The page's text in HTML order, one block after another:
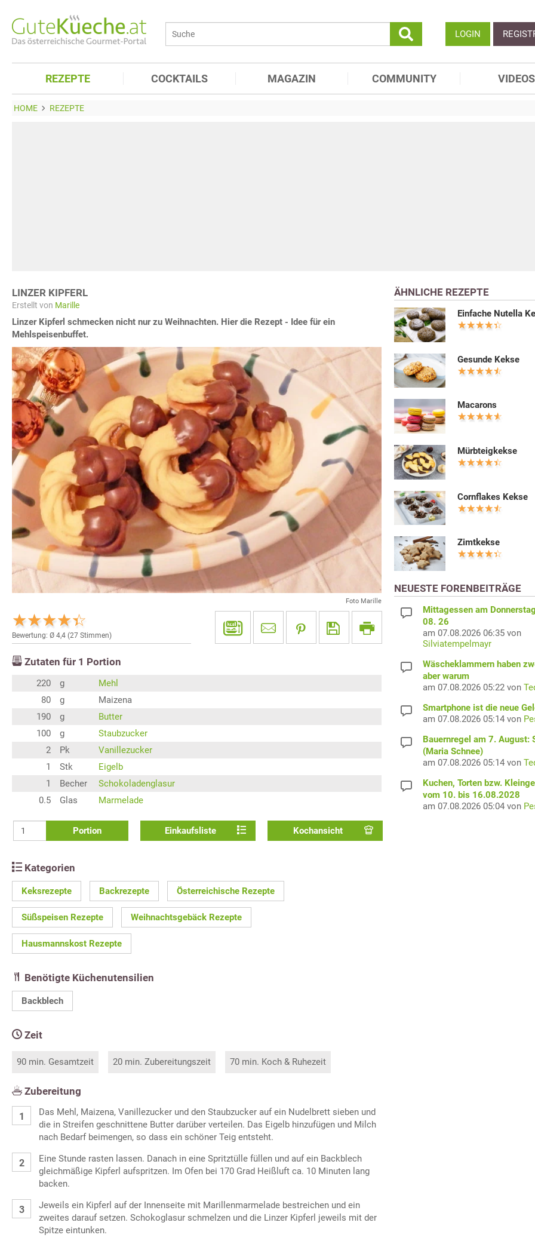
LOGIN
REZEPTE COCKTAILS MAGAZIN COMMUNITY VIDEOS
HOME REZEPTE
LINZER KIPFERL
Erstellt von Marille
Linzer Kipferl schmecken nicht nur zu Weihnachten. Hier die Rezept - Idee für ein
Mehlspeisenbuffet.
Foto Marille
Bewertung: Ø 4,4 (27 Stimmen)
Zutaten für 1 Portion
220 g
Mehl
80
g
Maizena
190
g
Butter
100
g
Staubzucker
2
Pk
Vanillezucker
1
Stk
Eigelb
1
Becher
Schokoladenglasur
0.5
Glas Marmelade
Portion Einkaufsliste Kochansicht
Kategorien
Keksrezepte Backrezepte Österreichische Rezepte
Süßspeisen Rezepte Weihnachtsgebäck Rezepte
Hausmannskost Rezepte
Benötigte Küchenutensilien
Backblech
Zeit
90 min. Gesamtzeit 20 min. Zubereitungszeit 70 min. Koch & Ruhezeit
Zubereitung
Das Mehl, Maizena, Vanillezucker und den Staubzucker auf ein Nudelbrett sieben und
die in Streifen geschnittene Butter darüber verteilen. Das Eigelb hinzufügen und Milch
nach Bedarf beimengen, so dass ein schöner Teig entsteht.
Eine Stunde rasten lassen. Danach in eine Spritztülle füllen und auf ein Backblech
gleichmäßige Kipferl aufspritzen. Im Ofen bei 170 Grad Heißluft ca. 10 Minuten lang
backen.
Jeweils ein Kipferl auf der Innenseite mit Marillenmarmelade bestreichen und ein
zweites darauf setzen. Schokoglasur schmelzen und die Linzer Kipferl jeweils mit der
Spitze eintunken.
ÄHNLICHE REZEPTE
Einfache Nutella
Gesunde Kekse
Macarons
Mürbteigkekse
Cornflakes Kekse
Zimtkekse
NEUESTE FORENBEITRÄGE
Mittagessen am
08. 26
am 07.08.2026 06:35 von
Silviatempelmayr
Wäscheklammern haben
aber warum
am 07.08.2026 05:22 von
Smartphone ist die neue
am 07.08.2026 05:14 von
Bauernregel am 7. August:
(Maria Schnee)
am 07.08.2026 05:14 von
Kuchen, Torten bzw.
vom 10. bis 16.08.2028
am 07.08.2026 05:04 von